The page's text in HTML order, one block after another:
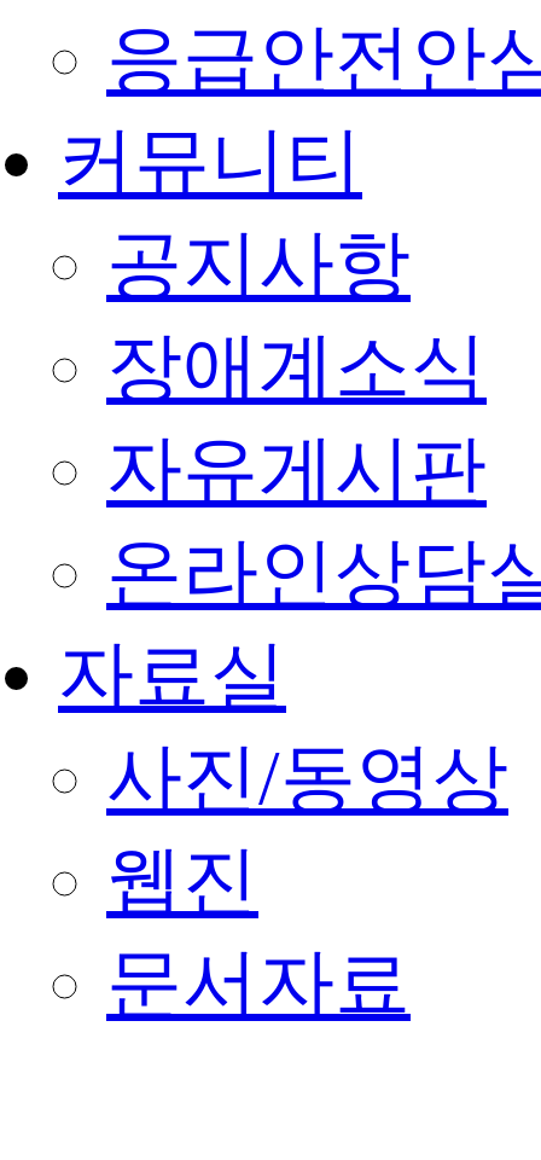
응급안전안
커뮤니티
공지사항
장애계소식
자유게시판
온라인상담
자료실
사진/동영상
웹진
문서자료